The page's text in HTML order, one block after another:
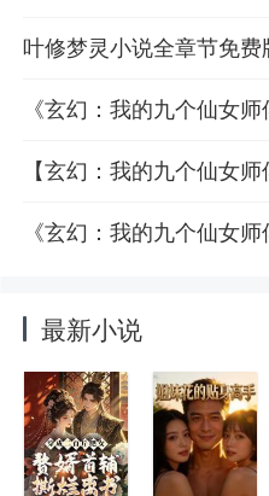
叶修梦灵小说全章节免费
最新小说